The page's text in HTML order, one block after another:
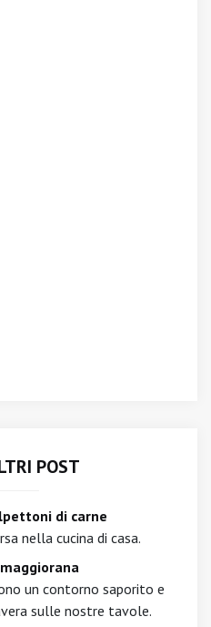
POST
di carne
nella cucina di casa.
un contorno saporito e
sulle nostre tavole.